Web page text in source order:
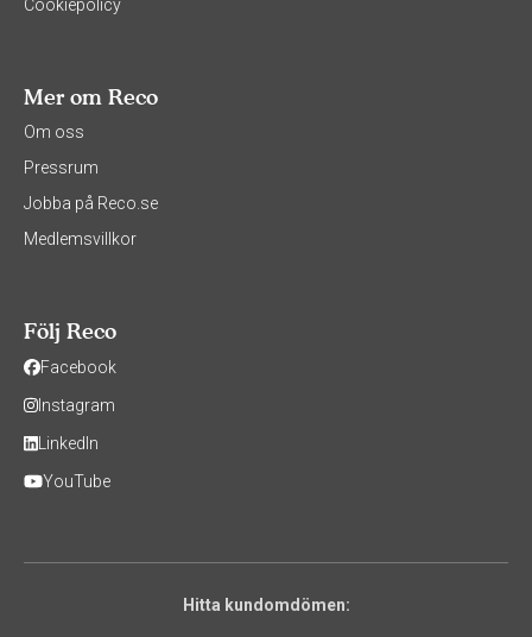
Cookiepolicy
Mer om Reco
Om oss
Pressrum
Jobba på Reco.se
Medlemsvillkor
Följ Reco
Facebook
Instagram
LinkedIn
YouTube
Hitta kundomdömen: